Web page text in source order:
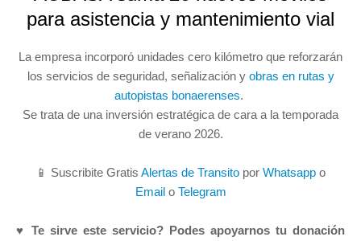
para asistencia y mantenimiento vial
La empresa incorporó unidades cero kilómetro que reforzarán
los servicios de seguridad, señalización y obras en rutas y
autopistas bonaerenses.
Se trata de una inversión estratégica de cara a la temporada
de verano 2026.
📱 Suscribite Gratis Alertas de Transito por Whatsapp o
Emailo Telegram
♥ Te sirve este servicio? Podes apoyarnos tu donación